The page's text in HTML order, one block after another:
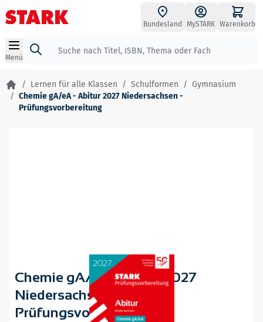
Zum Inhalt springen
Bundesland MySTARK Warenkorb
Menü
Suche
/ Lernen für alle Klassen / Schulformen / Gymnasium
/ Chemie gA/eA - Abitur 2027 Niedersachsen -
Prüfungsvorbereitung
Chemie gA/eA - Abitur 2027
Niedersachsen -
Prüfungsvorbereitung